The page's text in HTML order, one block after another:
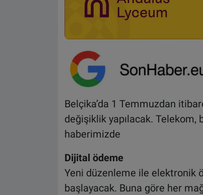
Belçika’da 1 Temmuzdan
değişiklik yapılacak. Telekom,
haberimizde
Dijital ödeme
Yeni düzenleme ile elektronik
başlayacak. Buna göre her